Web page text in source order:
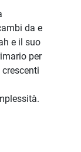
da e
e il suo
per